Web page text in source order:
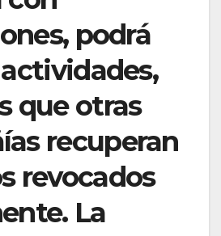
podrá
que otras
recuperan
revocados
La